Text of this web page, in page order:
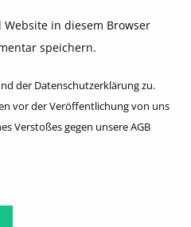
in diesem Browser
speichern.
der Datenschutzerklärung zu.
vor der Veröffentlichung von uns
Verstoßes gegen unsere AGB